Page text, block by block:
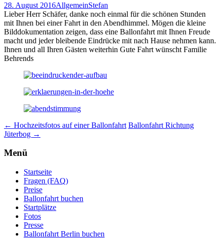
28. August 2016AllgemeinStefan
Lieber Herr Schäfer, danke noch einmal für die schönen Stunden
mit Ihnen bei einer Fahrt in den Abendhimmel. Mögen die kleine
Bilddokumentation zeigen, dass eine Ballonfahrt mit Ihnen Freude
macht und jeder bleibende Eindrücke mit nach Hause nehmen kann.
Ihnen und all Ihren Gästen weiterhin Gute Fahrt wünscht Familie
Behrends
Beitrags-
Navigation
← Hochzeitsfotos auf einer Ballonfahrt Ballonfahrt Richtung
Jüterbog →
Menü
Startseite
Fragen (FAQ)
Preise
Ballonfahrt buchen
Startplätze
Fotos
Presse
Ballonfahrt Berlin buchen